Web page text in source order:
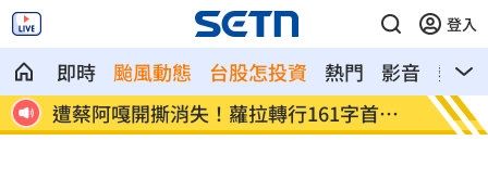
登入
即時 颱風動態 台股怎投資 熱門 影音
熱搜
狂飆後考驗來了！下週1指標恐掀美股暴動
蔣萬
酸